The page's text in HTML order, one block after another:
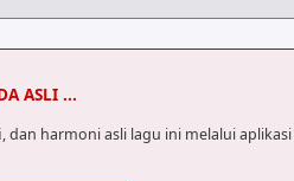
ASLI ...
dan harmoni asli lagu ini melalui aplikasi